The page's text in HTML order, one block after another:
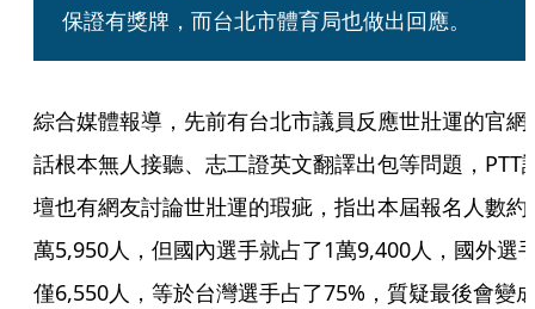
保證有獎牌，而台北市體育局也做出回應。
綜合媒體報導，先前有台北市議員反應世壯運的官網
話根本無人接聽、志工證英文翻譯出包等問題，PTT
壇也有網友討論世壯運的瑕疵，指出本屆報名人數約
萬5,950人，但國內選手就占了1萬9,400人，國外選
僅6,550人，等於台灣選手占了75%，質疑最後會變